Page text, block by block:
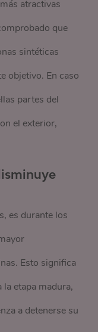
atractivas
que
sintéticas
objetivo. En caso
partes del
el exterior,
es durante los
Esto significa
etapa madura,
a detenerse su